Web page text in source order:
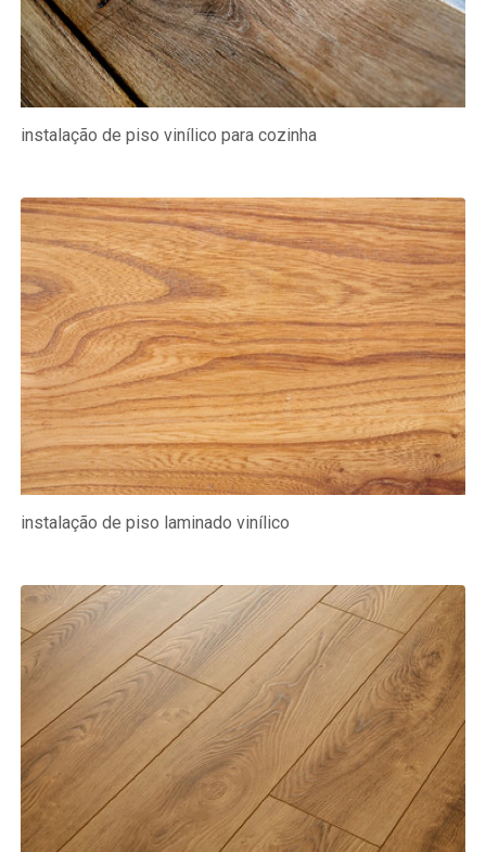
instalação de piso vinílico para cozinha
instalação de piso laminado vinílico